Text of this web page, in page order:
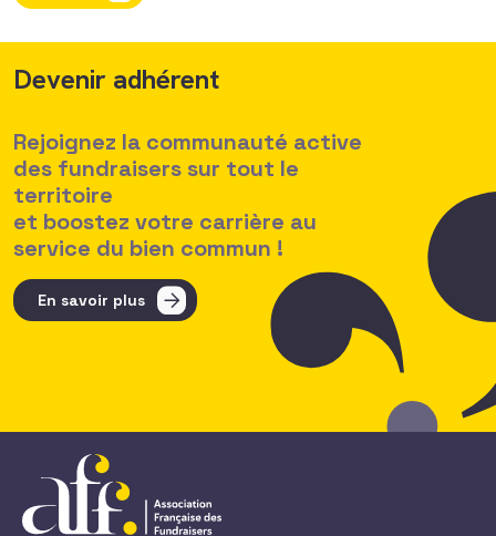
Devenir adhérent
Rejoignez la communauté active
des fundraisers sur tout le
territoire
et boostez votre carrière au
service du bien commun !
En savoir plus